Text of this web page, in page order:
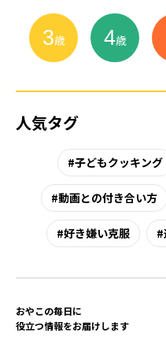
3歳 4歳
人気タグ
子どもクッキング
動画との付き合い方
好き嫌い克服
おやこの毎日に
役立つ情報をお届けします